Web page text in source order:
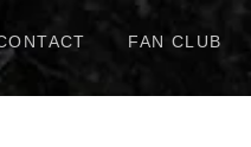
FAN CLUB